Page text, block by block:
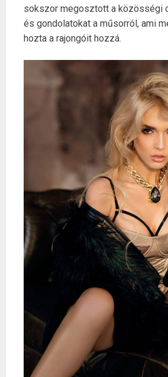
sokszor megosztott a közösségi
és gondolatokat a műsorról, ami
hozta a rajongóit hozzá.